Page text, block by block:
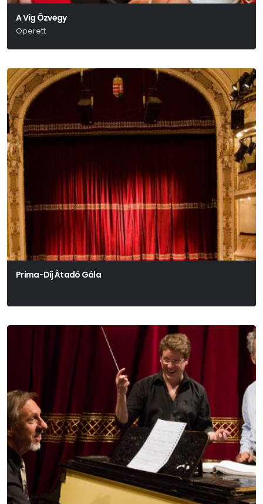
A Víg Özvegy
Operett
Prima-Díj Átadó Gála